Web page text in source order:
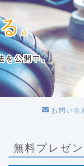
。
を公開中。
お問い合
無料プレゼ